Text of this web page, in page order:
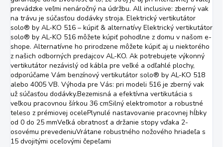
prevádzke veľmi nenáročný na údržbu. All inclusive: zberný vak
na trávu je súčasťou dodávky stroja. Elektrický vertikutátor
solo® by AL-KO 516 – kúpiť & alternatívy Elektrický vertikutátor
solo® by AL-KO 516 môžete kúpiť pohodlne z domu v našom e-
shope. Alternatívne ho prirodzene môžete kúpiť aj u niektorého
z našich odborných predajcov AL-KO. Ak potrebujete výkonný
vertikutátor nezávislý od kábla pre veľké a odľahlé plochy,
odporúčame Vám benzínový vertikutátor solo® by AL-KO 518
alebo 4005 VB. Výhoda pre Vás: pri modeli 516 je zberný vak
už súčasťou dodávky.Bezemisná a efektívna vertikutácia s
veľkou pracovnou šírkou 36 cmSilný elektromotor a robustné
teleso z prémiovej ocelePlynulé nastavovanie pracovnej hĺbky
od 0 do 25 mmVeľká obratnosť a držanie stopy vďaka 2-
osovému prevedeniuVrátane robustného nožového hriadeľa s
15 dvojitými oceľovými čepeľami